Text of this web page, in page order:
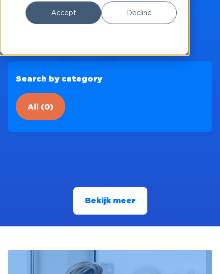
Accept Decline
GOED VERHAAL,
LEKKER
Search by category
All (0)
Bekijk meer